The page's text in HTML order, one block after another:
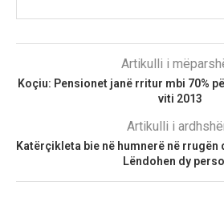
Artikulli i
Koçiu: Pensionet janë rritur mbi 70%
viti 2013
Artikulli i
Katërçikleta bie në humnerë në rrugën
Lëndohen dy